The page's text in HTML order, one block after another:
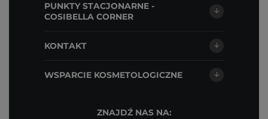
PUNKTY STACJONARNE -
COSIBELLA CORNER
KONTAKT
WSPARCIE KOSMETOLOGICZNE
ZNAJDŹ NAS NA: